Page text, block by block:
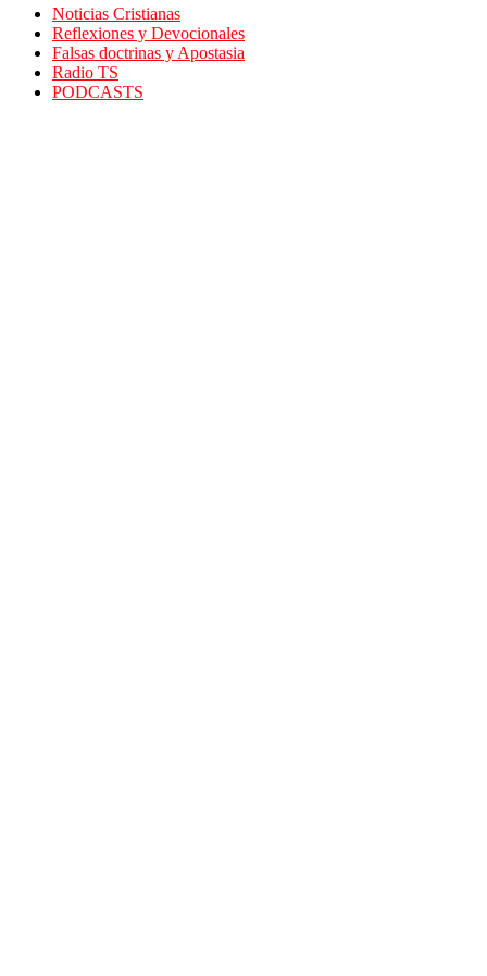
Noticias Cristianas
Reflexiones y Devocionales
Falsas doctrinas y Apostasia
Radio TS
PODCASTS